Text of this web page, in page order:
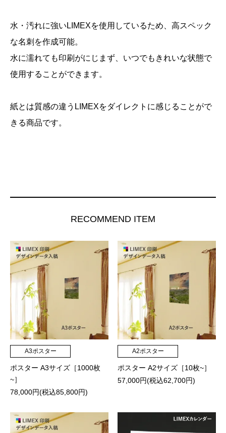
水・汚れに強いLIMEXを使用しているため、高スペック
な名刺を作成可能。
水に濡れても印刷がにじまず、いつでもきれいな状態で
使用することができます。
紙とは質感の違うLIMEXをダイレクトに感じることがで
きる商品です。
RECOMMEND ITEM
A3ポスター
ポスター A3サイズ［1000枚
~］
78,000円(税込85,800円)
A2ポスター
ポスター A2サイズ［10枚~］
57,000円(税込62,700円)